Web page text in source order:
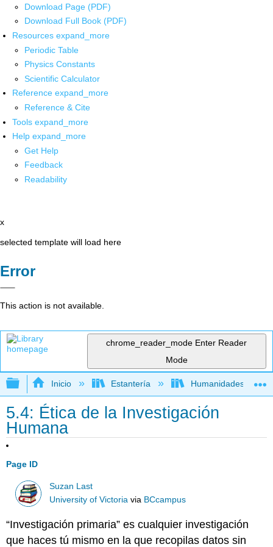
Download Page (PDF)
Download Full Book (PDF)
Resources expand_more
Periodic Table
Physics Constants
Scientific Calculator
Reference expand_more
Reference & Cite
Tools expand_more
Help expand_more
Get Help
Feedback
Readability
x
selected template will load here
Error
This action is not available.
chrome_reader_mode Enter Reader
Mode
Expandir/contraer jerarquía global
Inicio Estantería Humanidades
5.4: Ética de la Investigación
Humana
Page ID
Suzan Last
University of Victoria via BCcampus
“Investigación primaria” es cualquier investigación
que haces tú mismo en la que recopilas datos sin